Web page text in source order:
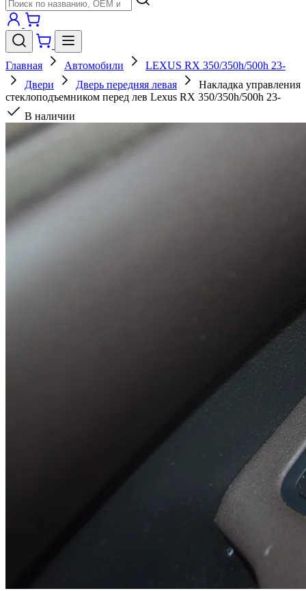
Главная Автомобили
LEXUS RX 350/350h/500h 23-
Двери
Дверь передняя левая
Накладка управления
стеклоподъемником перед лев Lexus RX 350/350h/500h 23-
В наличии